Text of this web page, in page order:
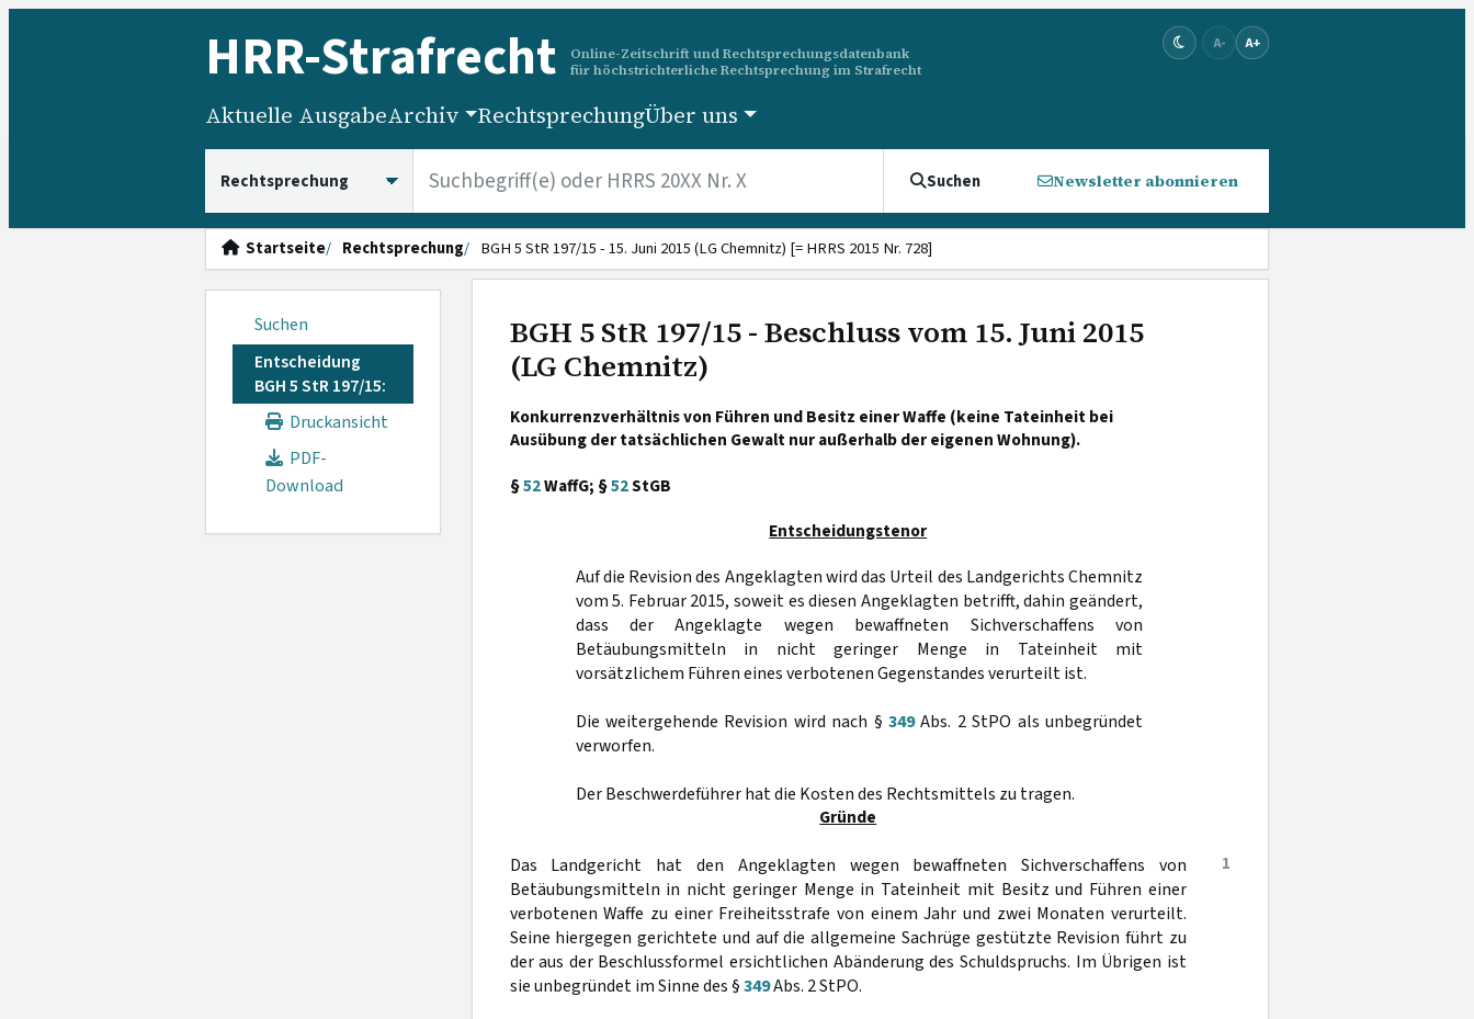
HRR-Strafrecht
Online-Zeitschrift und Rechtsprechungsdatenbank
für höchstrichterliche Rechtsprechung im Strafrecht
A- A+
Aktuelle AusgabeArchiv RechtsprechungÜber uns
Suchen Newsletter abonnieren
Startseite Rechtsprechung BGH 5 StR 197/15 - 15. Juni 2015 (LG Chemnitz) [= HRRS 2015 Nr. 728]
Suchen
Entscheidung
BGH 5 StR 197/15:
Druckansicht
PDF-
Download
BGH 5 StR 197/15 - Beschluss vom 15. Juni 2015
(LG Chemnitz)
Konkurrenzverhältnis von Führen und Besitz einer Waffe (keine Tateinheit bei
Ausübung der tatsächlichen Gewalt nur außerhalb der eigenen Wohnung).
§52WaffG; §52StGB
Entscheidungstenor
Auf die Revision des Angeklagten wird das Urteil des Landgerichts Chemnitz
vom 5. Februar 2015, soweit es diesen Angeklagten betrifft, dahin geändert,
dass der Angeklagte wegen bewaffneten Sichverschaffens von
Betäubungsmitteln in nicht geringer Menge in Tateinheit mit
vorsätzlichem Führen eines verbotenen Gegenstandes verurteilt ist.
Die weitergehende Revision wird nach § 349Abs. 2 StPO als unbegründet
verworfen.
Der Beschwerdeführer hat die Kosten des Rechtsmittels zu tragen.
Gründe
1
Das Landgericht hat den Angeklagten wegen bewaffneten Sichverschaffens von
Betäubungsmitteln in nicht geringer Menge in Tateinheit mit Besitz und Führen einer
verbotenen Waffe zu einer Freiheitsstrafe von einem Jahr und zwei Monaten verurteilt.
Seine hiergegen gerichtete und auf die allgemeine Sachrüge gestützte Revision führt zu
der aus der Beschlussformel ersichtlichen Abänderung des Schuldspruchs. Im Übrigen ist
sie unbegründet im Sinne des §349Abs. 2 StPO.